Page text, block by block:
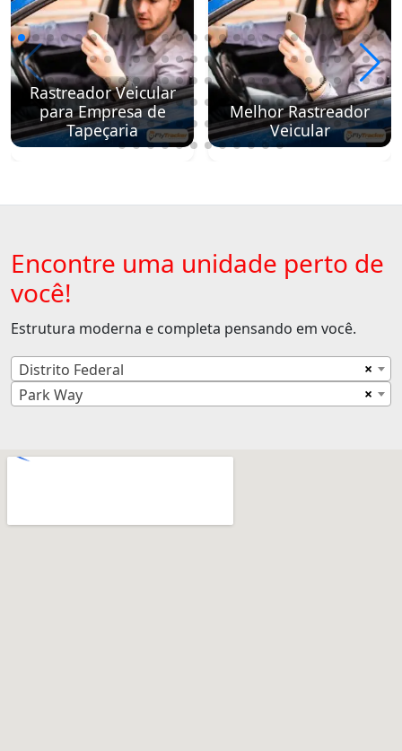
Rastreador Veicular
para Empresa de
Tapeçaria
Melhor Rastreador
Veicular
Encontre uma unidade perto de
você!
Estrutura moderna e completa pensando em você.
×
Distrito Federal
×
Park Way